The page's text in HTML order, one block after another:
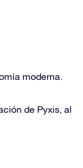
moderna.
de Pyxis, al